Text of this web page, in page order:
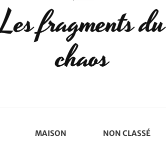
Les fragments du
chaos
MAISON NON CLASSÉ